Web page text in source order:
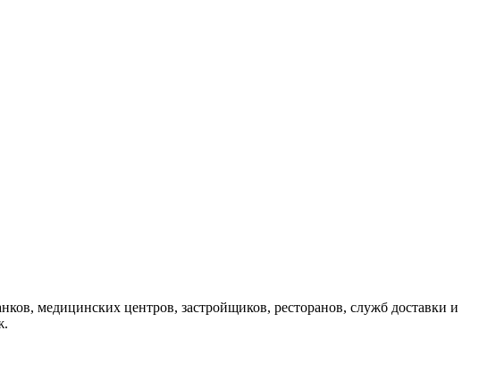
медицинских центров, застройщиков, ресторанов, служб доставки и